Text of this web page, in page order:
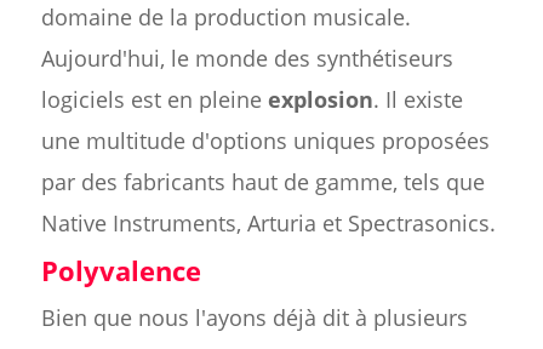
domaine de la production musicale.
Aujourd'hui, le monde des synthétiseurs
logiciels est en pleine explosion. Il existe
une multitude d'options uniques proposées
par des fabricants haut de gamme, tels que
Native Instruments, Arturia et Spectrasonics.
Polyvalence
Bien que nous l'ayons déjà dit à plusieurs